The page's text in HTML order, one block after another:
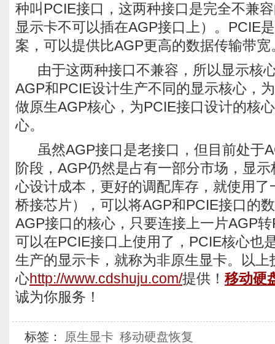
种叫PCIE接口，这两种接口是完全不兼
显示卡不可以插在AGP接口上）。PCIE
案，可以提供比AGP更高的数据传输带宽
由于这两种接口不兼容，所以显示核
AGP和PCIE设计生产不同的显示核心，
做原生AGP核心，为PCIE接口设计的核
心。
虽然AGP接口是老接口，但目前处于
阶段，AGP仍然是占有一部分市场，显
心设计成本，更好的调配库存，就使用
桥接芯片），可以将AGP和PCIE接口的
AGP接口的核心，只要连接上一片AGP
可以在PCIE接口上使用了，PCIE核心也
生产的显示卡，就称为非原生显卡。以
心http://www.cdshuju.com/提供！ 移动硬
诚为你服务！
标签： 原生显卡 移动硬盘恢复